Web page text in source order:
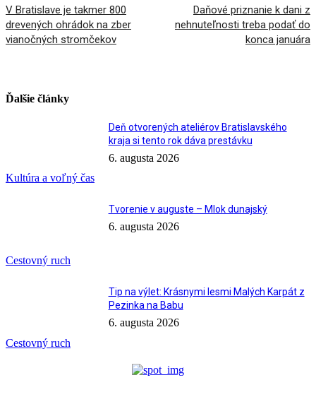
V Bratislave je takmer 800
drevených ohrádok na zber
vianočných stromčekov
Daňové priznanie k dani z
nehnuteľnosti treba podať do
konca januára
Ďalšie články
Kultúra a voľný čas
Deň otvorených ateliérov Bratislavského
kraja si tento rok dáva prestávku
6. augusta 2026
Cestovný ruch
Tvorenie v auguste – Mlok dunajský
6. augusta 2026
Cestovný ruch
Tip na výlet: Krásnymi lesmi Malých Karpát z
Pezinka na Babu
6. augusta 2026